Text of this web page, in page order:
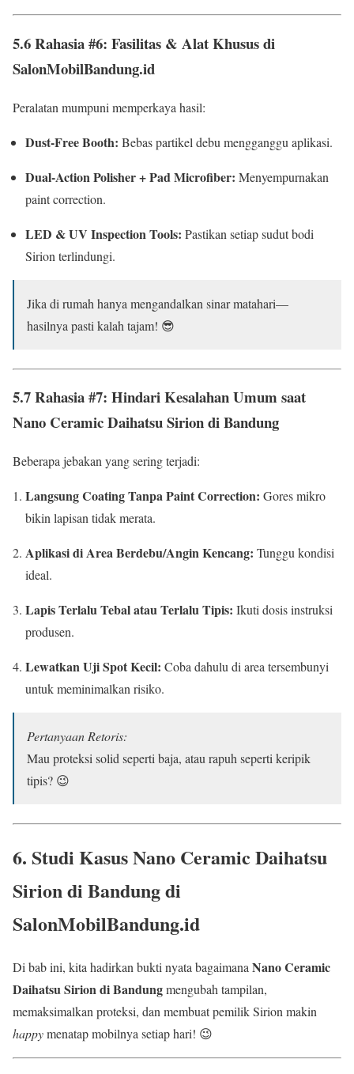
5.6 Rahasia #6: Fasilitas & Alat Khusus di
SalonMobilBandung.id
Peralatan mumpuni memperkaya hasil:
Dust-Free Booth: Bebas partikel debu mengganggu aplikasi.
Dual-Action Polisher + Pad Microfiber: Menyempurnakan
paint correction.
LED & UV Inspection Tools: Pastikan setiap sudut bodi
Sirion terlindungi.
Jika di rumah hanya mengandalkan sinar matahari—
hasilnya pasti kalah tajam! 😎
5.7 Rahasia #7: Hindari Kesalahan Umum saat
Nano Ceramic Daihatsu Sirion di Bandung
Beberapa jebakan yang sering terjadi:
Langsung Coating Tanpa Paint Correction: Gores mikro
bikin lapisan tidak merata.
Aplikasi di Area Berdebu/Angin Kencang: Tunggu kondisi
ideal.
Lapis Terlalu Tebal atau Terlalu Tipis: Ikuti dosis instruksi
produsen.
Lewatkan Uji Spot Kecil: Coba dahulu di area tersembunyi
untuk meminimalkan risiko.
Pertanyaan Retoris:
Mau proteksi solid seperti baja, atau rapuh seperti keripik
tipis? 😉
6. Studi KasusNano Ceramic Daihatsu
Sirion di Bandungdi
SalonMobilBandung.id
Di bab ini, kita hadirkan bukti nyata bagaimana Nano Ceramic
Daihatsu Sirion di Bandungmengubah tampilan,
memaksimalkan proteksi, dan membuat pemilik Sirion makin
happymenatap mobilnya setiap hari! 😉